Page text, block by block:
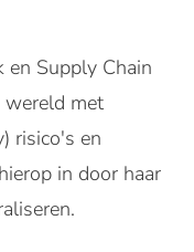
en Supply Chain
wereld met
risico's en
in door haar